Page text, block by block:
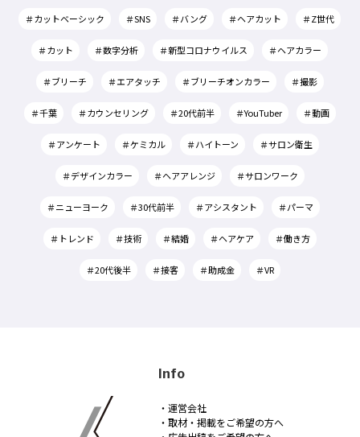
＃カットベーシック ＃SNS ＃バング ＃ヘアカット ＃Z世代
＃カット ＃数字分析 ＃新型コロナウイルス ＃ヘアカラー
＃ブリーチ ＃エアタッチ ＃ブリーチオンカラー ＃撮影
＃千葉 ＃カウンセリング ＃20代前半 ＃YouTuber ＃動画
＃アンケート ＃ケミカル ＃ハイトーン ＃サロン衛生
＃デザインカラー ＃ヘアアレンジ ＃サロンワーク
＃ニューヨーク ＃30代前半 ＃アシスタント ＃パーマ
＃トレンド ＃技術 ＃結婚 ＃ヘアケア ＃働き方
＃20代後半 ＃接客 ＃助成金 ＃VR
Info
・運営会社
・取材・掲載をご希望の方へ